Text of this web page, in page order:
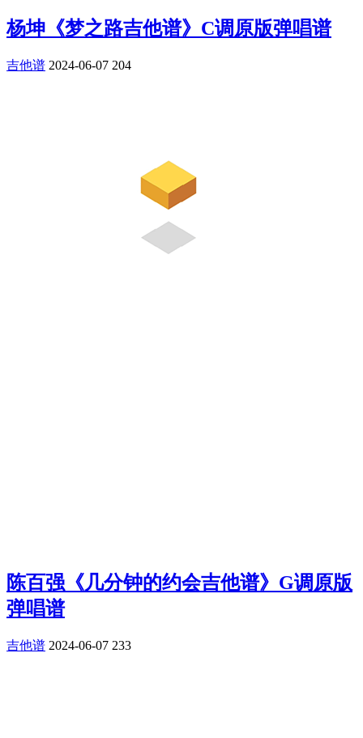
杨坤《梦之路吉他谱》C调原版弹唱谱
吉他谱 2024-06-07 204
陈百强《几分钟的约会吉他谱》G调原版
弹唱谱
吉他谱 2024-06-07 233